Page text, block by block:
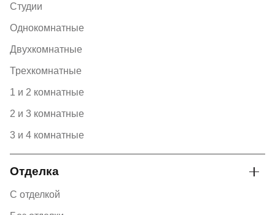
Студии
Однокомнатные
Двухкомнатные
Трехкомнатные
1 и 2 комнатные
2 и 3 комнатные
3 и 4 комнатные
Отделка
С отделкой